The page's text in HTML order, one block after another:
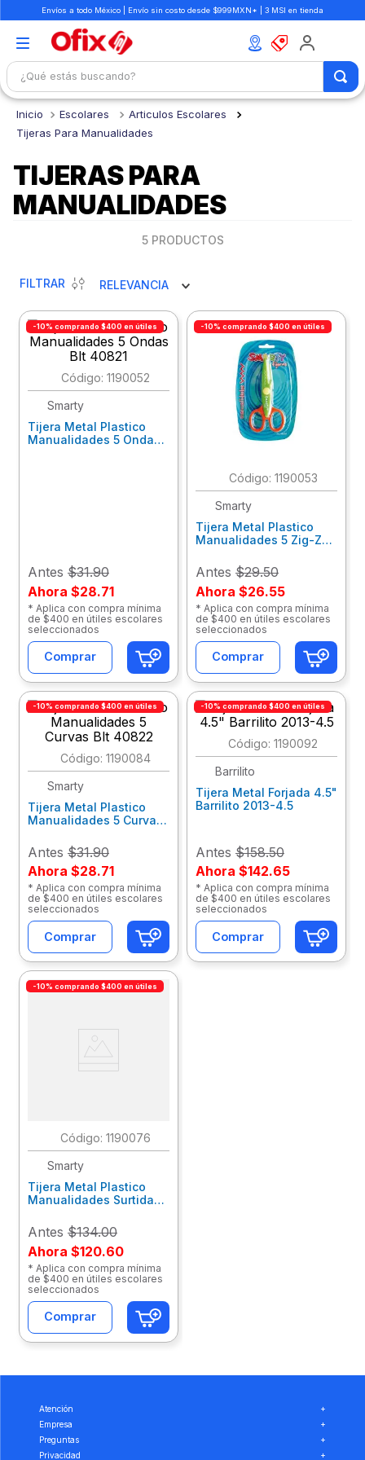
Envíos a todo México | Envío sin costo desde $999MXN* | 3 MSI en tienda
¿Qué estás buscando?
Escolares
Articulos Escolares
Tijeras Para Manualidades
TIJERAS PARA
MANUALIDADES
5 PRODUCTOS
FILTRAR RELEVANCIA
-10% comprando $400 en útiles
: 1190052
Smarty
Tijera Metal Plastico
Manualidades 5 Ondas
Antes $31.90
Ahora $28.71
* Aplica con compra mínima
de $400 en útiles escolares
seleccionados
Comprar
-10% comprando $400 en útiles
: 1190053
Smarty
Tijera Metal Plastico
Manualidades 5 Zig-Zag
Antes $29.50
Ahora $26.55
* Aplica con compra mínima
de $400 en útiles escolares
seleccionados
Comprar
-10% comprando $400 en útiles
: 1190084
Smarty
Tijera Metal Plastico
Manualidades 5 Curvas
Antes $31.90
Ahora $28.71
* Aplica con compra mínima
de $400 en útiles escolares
seleccionados
Comprar
-10% comprando $400 en útiles
: 1190092
Barrilito
Tijera Metal Forjada 4.5"
Barrilito 2013-4.5
Antes $158.50
Ahora $142.65
* Aplica con compra mínima
de $400 en útiles escolares
seleccionados
Comprar
-10% comprando $400 en útiles
: 1190076
Smarty
Tijera Metal Plastico
Manualidades Surtida
Antes $134.00
Ahora $120.60
* Aplica con compra mínima
de $400 en útiles escolares
seleccionados
Comprar
Atención
+
Empresa
+
Preguntas
+
Privacidad
+
TÉRMINOS MÁS BUSCADOS
1.
mochilas
2.
libretas
4 .
cuadernos
6.
boligrafo
8.
sacapuntas
escolar
10. lapiz